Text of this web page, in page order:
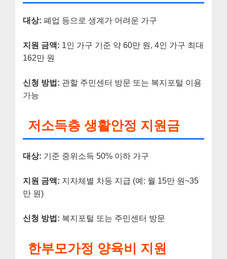
대상: 폐업 등으로 생계가 어려운 가구
지원 금액: 1인 가구 기준 약 60만 원, 4인 가구 최대
162만 원
신청 방법: 관할 주민센터 방문 또는 복지포털 이용
가능
저소득층 생활안정 지원금
대상: 기준 중위소득 50% 이하 가구
지원 금액: 지자체별 차등 지급 (예: 월 15만 원~35
만 원)
신청 방법: 복지포털 또는 주민센터 방문
한부모가정 양육비 지원